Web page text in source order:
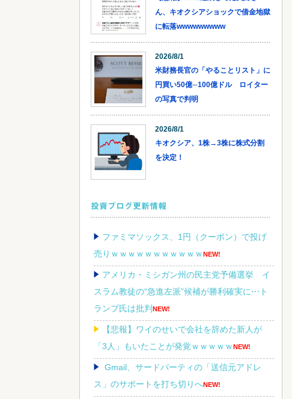
ん、キオクシアショックで借金地獄
に転落wwwwwwwww
2026/8/1
米財務長官の「やることリスト」に
円買い50億─100億ドル ロイター
の写真で判明
2026/8/1
キオクシア、1株→3株に株式分割
を決定！
投資ブログ更新情報
ファミマソックス、1円（クーポン）で投げ
売りｗｗｗｗｗｗｗｗｗｗｗNEW!
アメリカ・ミシガン州の民主党予備選挙 イ
スラム教徒の“急進左派”候補が勝利確実に⋯ト
ランプ氏は批判 NEW!
【悲報】ワイのせいで会社を辞めた新人が
「3人」もいたことが発覚ｗｗｗｗｗNEW!
Gmail、サードパーティの「送信元アドレ
ス」のサポートを打ち切りへNEW!